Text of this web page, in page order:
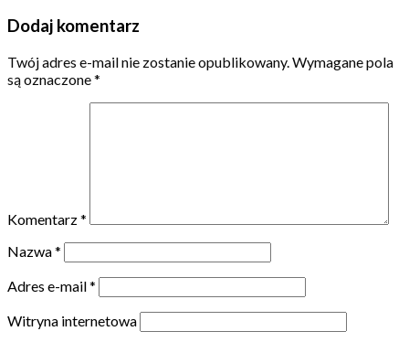
Dodaj komentarz
Twój adres e-mail nie zostanie opublikowany. Wymagane pola
są oznaczone*
Komentarz*
Nazwa*
Adres e-mail*
Witryna internetowa